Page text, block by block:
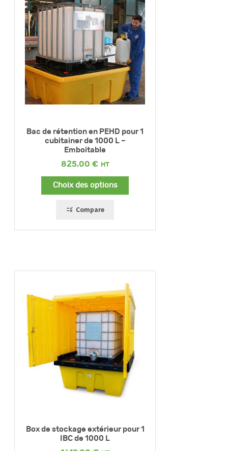
Bac de rétention en PEHD pour 1
cubitainer de 1000 L –
Emboitable
825,00 €
Choix des options
Compare
Box de stockage extérieur pour 1
IBC de 1000 L